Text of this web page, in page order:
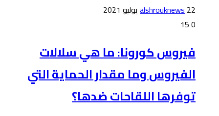
alshrouknews22 يوليو 2021
0
فيروس كورونا: ما هي سلالات
الفيروس وما مقدار الحماية التي
توفرها اللقاحات ضدها؟